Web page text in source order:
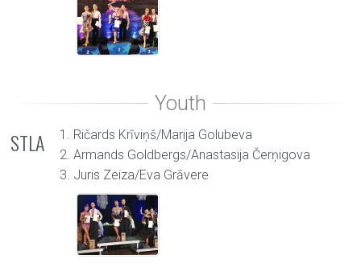
STLA
1. Ričards Krīviņš/Marija Golubeva
2. Armands Goldbergs/Anastasija Čerņigova
3. Juris Zeiza/Eva Grāvere